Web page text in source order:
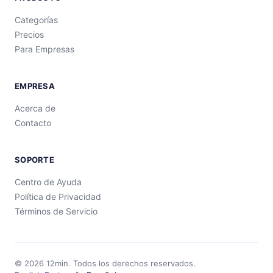
Categorías
Precios
Para Empresas
EMPRESA
Acerca de
Contacto
SOPORTE
Centro de Ayuda
Política de Privacidad
Términos de Servicio
© 2026 12min. Todos los derechos reservados.